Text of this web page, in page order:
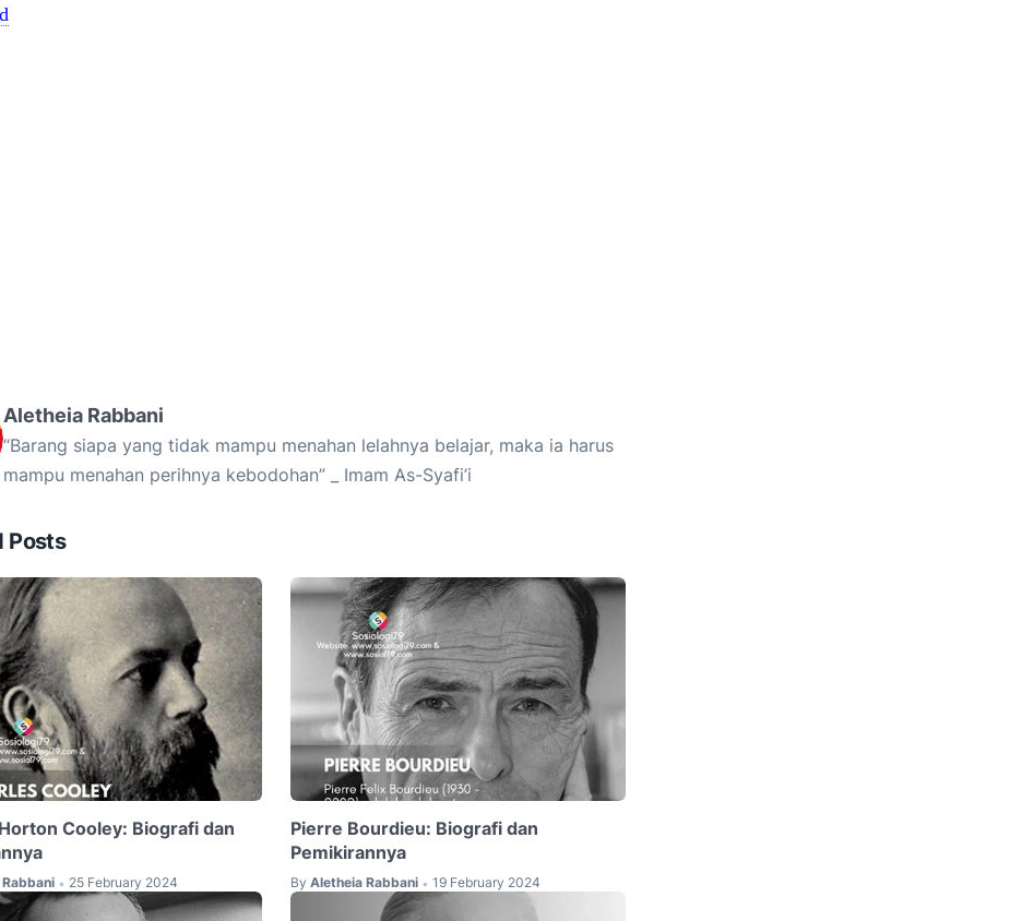
Aletheia Rabbani
“Barang siapa yang tidak mampu menahan lelahnya belajar, maka ia harus
mampu menahan perihnya kebodohan” _ Imam As-Syafi’i
Posts
Cooley: Biografi dan
• 25 February 2024
Pierre Bourdieu: Biografi dan
Pemikirannya
By Aletheia Rabbani • 19 February 2024